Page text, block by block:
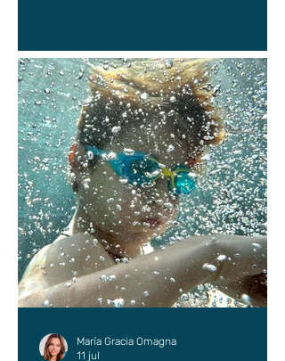
María Gracia Omagna
11 jul